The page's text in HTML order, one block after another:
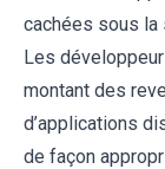
cachées sous la
Les
montant des
d’applications
de façon